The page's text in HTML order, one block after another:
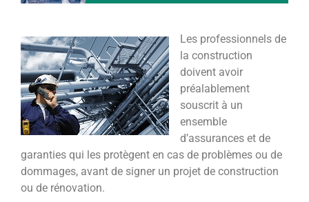
Les professionnels de
la construction
doivent avoir
préalablement
souscrit à un
ensemble
d’assurances et de
garanties qui les protègent en cas de problèmes ou de
dommages, avant de signer un projet de construction
ou de rénovation.